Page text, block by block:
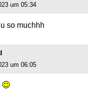
um 05:34
so muchhh
um 06:05